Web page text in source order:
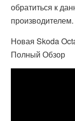
обратиться к
производителем.
Новая Skoda
Полный Обзор